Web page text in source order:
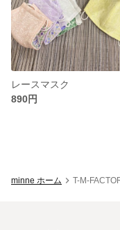
レースマスク
890円
minne ホーム T-M-